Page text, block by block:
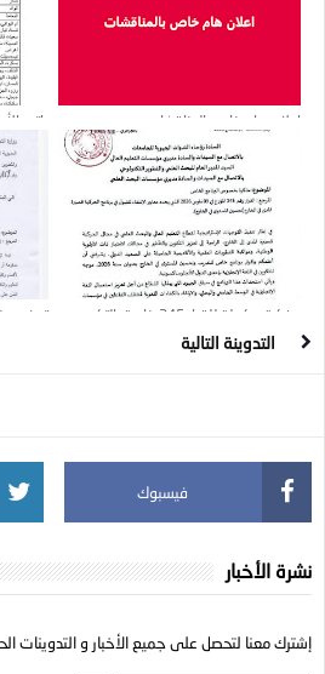
اعلان هام خاص بالمناقشات
راتب
أدنى
مذكرة مكملة للقرار 345 خاصة بالتكوين
في اللغة الانجليزية
توضيح
التدوينة التالية
فيسبوك
نشرة الأخبار
إشترك معنا لتحصل على جميع الأخبار و التدوينات